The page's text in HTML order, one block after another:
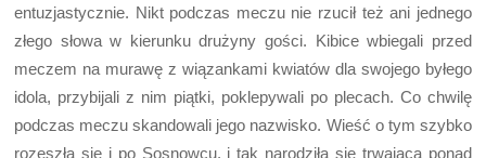
entuzjastycznie. Nikt podczas meczu nie rzucił też ani jednego
złego słowa w kierunku drużyny gości. Kibice wbiegali przed
meczem na murawę z wiązankami kwiatów dla swojego byłego
idola, przybijali z nim piątki, poklepywali po plecach. Co chwilę
podczas meczu skandowali jego nazwisko. Wieść o tym szybko
rozeszła się i po Sosnowcu, i tak narodziła się trwająca ponad